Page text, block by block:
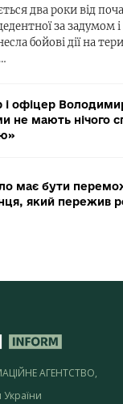
два роки від
за задумом
бойові дії на
і офіцер
не мають нічого
має бути
який пережив
АГЕНТСТВО,
України